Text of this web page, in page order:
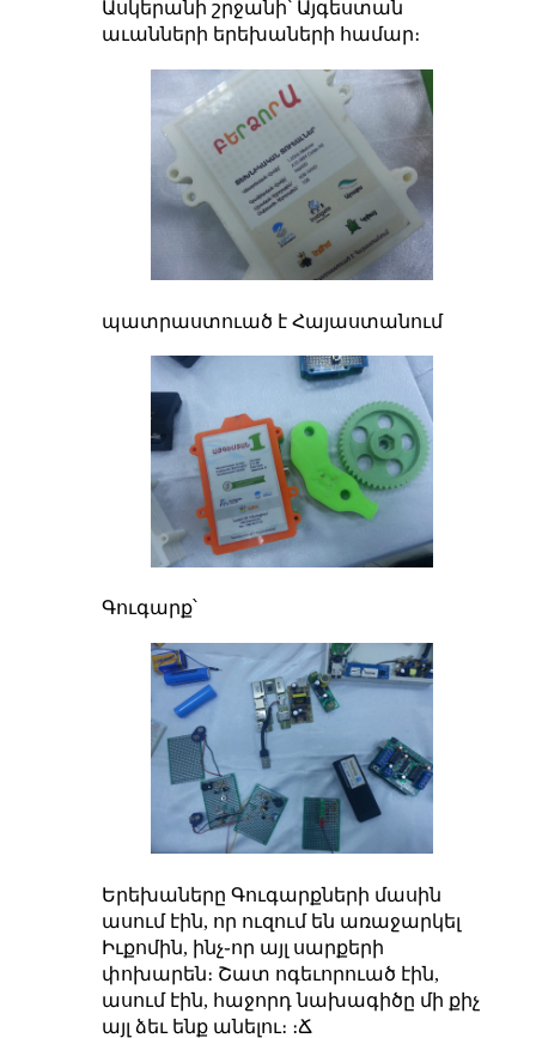
Ասկերանի շրջանի՝ Այգեստան
աւանների երեխաների համար։
պատրաստուած է Հայաստանում
Գուգարք՝
Երեխաները Գուգարքների մասին
ասում էին, որ ուզում են առաջարկել
Իւքոմին, ինչ֊որ այլ սարքերի
փոխարեն։ Շատ ոգեւորուած էին,
ասում էին, հաջորդ նախագիծը մի քիչ
այլ ձեւ ենք անելու։ ։Ճ